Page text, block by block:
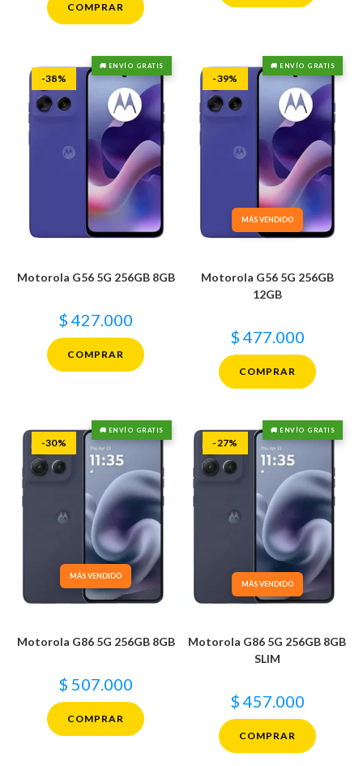
COMPRAR
🚚 ENVÍO GRATIS
-38%
Motorola G56 5G 256GB 8GB
$ 427.000
COMPRAR
MÁS VENDIDO
🚚 ENVÍO GRATIS
-39%
Motorola G56 5G 256GB
12GB
$ 477.000
COMPRAR
MÁS VENDIDO
🚚 ENVÍO GRATIS
-30%
Motorola G86 5G 256GB 8GB
$ 507.000
COMPRAR
MÁS VENDIDO
🚚 ENVÍO GRATIS
-27%
Motorola G86 5G 256GB 8GB
SLIM
$ 457.000
COMPRAR